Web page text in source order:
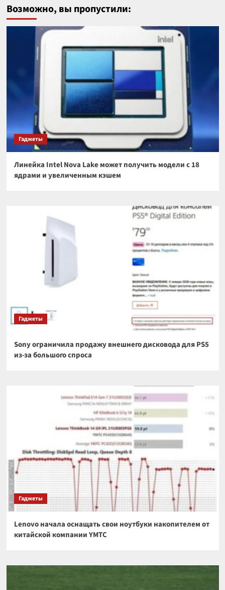
Возможно, вы пропустили:
Гаджеты
Линейка Intel Nova Lake может получить модели с 18
ядрами и увеличенным кэшем
Гаджеты
Sony ограничила продажу внешнего дисковода для PS5
из-за большого спроса
Гаджеты
Lenovo начала оснащать свои ноутбуки накопителем от
китайской компании YMTC